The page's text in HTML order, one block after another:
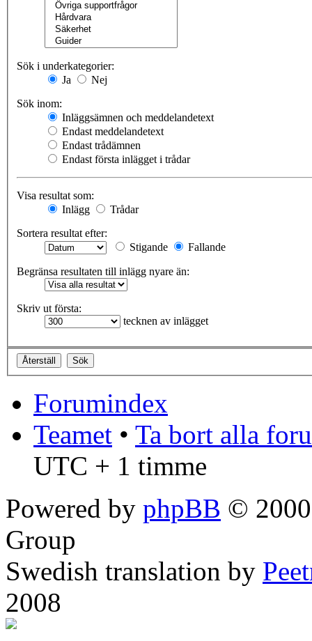
Sök i underkategorier:
Ja
Nej
Sök inom:
Inläggsämnen och meddelandetext
Endast meddelandetext
Endast trådämnen
Endast första inlägget i trådar
Visa resultat som:
Inlägg
Trådar
Sortera resultat efter:
Stigande
Fallande
Begränsa resultaten till inlägg nyare än:
Skriv ut första:
tecknen av inlägget
Forumindex
Teamet • Ta bort alla
UTC + 1 timme
Powered by phpBB ©
Group
Swedish translation by
2008